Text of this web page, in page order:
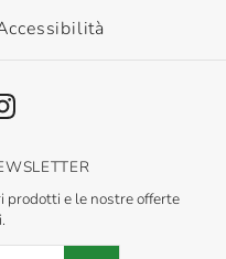
su questo
e
non
prodotti e le nostre offerte